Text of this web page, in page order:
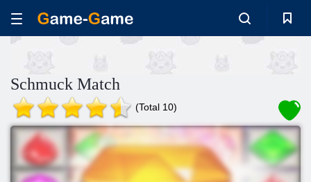
Schmuck Match
(Total 10)